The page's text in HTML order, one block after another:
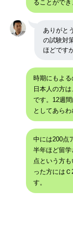
ることができ
ありがと
の試験対
ほどです
時期にもよる
日本人の方
です。12週
としてあらわ
中には200点
半年ほど留
点という方
った方には
す。